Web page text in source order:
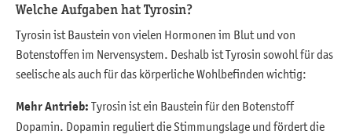
Welche Aufgaben hat Tyrosin?
Tyrosin ist Baustein von vielen Hormonen im Blut und von
Botenstoffen im Nervensystem. Deshalb ist Tyrosin sowohl für das
seelische als auch für das körperliche Wohlbefinden wichtig:
Mehr Antrieb: Tyrosin ist ein Baustein für den Botenstoff
Dopamin. Dopamin reguliert die Stimmungslage und fördert die